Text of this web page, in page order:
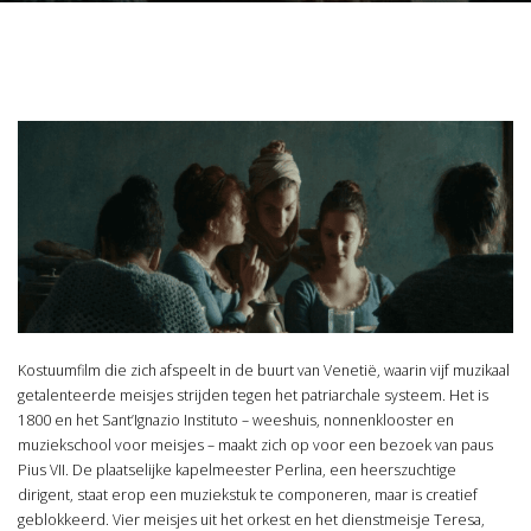
Kostuumfilm die zich afspeelt in de buurt van Venetië, waarin vijf muzikaal
getalenteerde meisjes strijden tegen het patriarchale systeem. Het is
1800 en het Sant’Ignazio Instituto – weeshuis, nonnenklooster en
muziekschool voor meisjes – maakt zich op voor een bezoek van paus
Pius VII. De plaatselijke kapelmeester Perlina, een heerszuchtige
dirigent, staat erop een muziekstuk te componeren, maar is creatief
geblokkeerd. Vier meisjes uit het orkest en het dienstmeisje Teresa,